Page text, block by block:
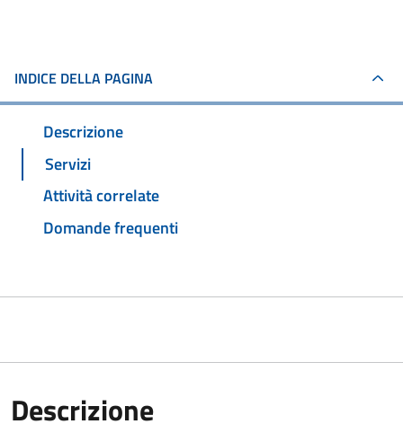
INDICE DELLA PAGINA
Descrizione
Servizi
Attività correlate
Domande frequenti
Descrizione